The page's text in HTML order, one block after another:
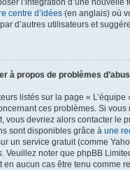
l’intégration d’une nouvelle
centre d’idées (en anglais) où
d’autres utilisateurs et
à propos de problèmes
listés sur la page « L’équipe
ces problèmes. Si vous
vous devriez alors contacter le
sont disponibles grâce à une
un service gratuit (comme
Veuillez noter que phpBB
en aucun cas être tenu comme